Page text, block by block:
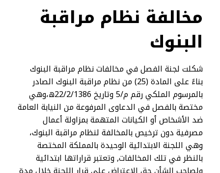
مخالفة نظام مراقبة
البنوك
شكلت لجنة الفصل في مخالفات نظام مراقبة البنوك
بناءً على المادة (25) من نظام مراقبة البنوك الصادر
بالمرسوم الملكي رقم م/5 وتاريخ 22/2/1386ه،وهي
مختصة بالفصل في الدعاوى المرفوعة من النيابة العامة
ضد الأشخاص أو الكيانات المتهمة بمزاولة أعمال
مصرفية دون ترخيص بالمخالفة لنظام مراقبة البنوك،
وهي اللجنة الابتدائية الوحيدة بالمملكة المختصة
بالنظر في تلك المخالفات, وتعتبر قراراتها ابتدائية